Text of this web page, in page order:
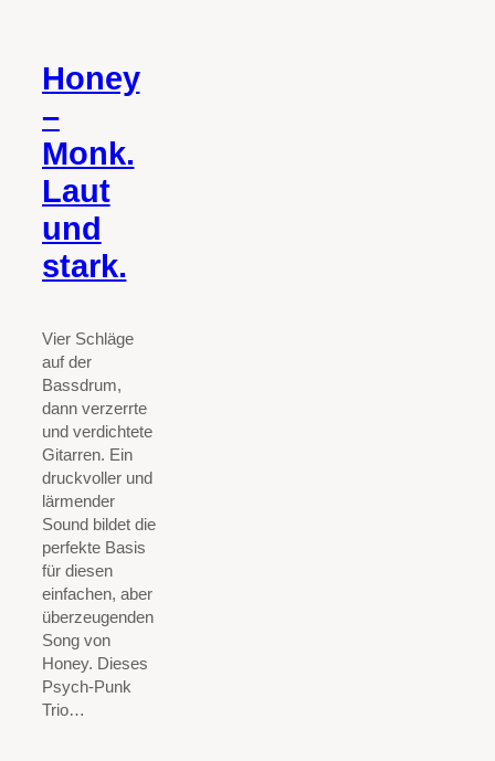
Honey
–
Monk.
Laut
und
stark.
Vier Schläge
auf der
Bassdrum,
dann verzerrte
und verdichtete
Gitarren. Ein
druckvoller und
lärmender
Sound bildet die
perfekte Basis
für diesen
einfachen, aber
überzeugenden
Song von
Honey. Dieses
Psych-Punk
Trio…